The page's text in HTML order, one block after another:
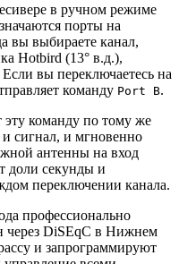
в ручном режиме
порты на
вы выбираете канал,
Hotbird (13° в.д.),
Если вы переключаетесь на
команду Port B.
команду по тому же
сигнал, и мгновенно
антенны на вход
доли секунды и
переключении канала.
профессионально
через DiSEqC в Нижнем
и запрограммируют